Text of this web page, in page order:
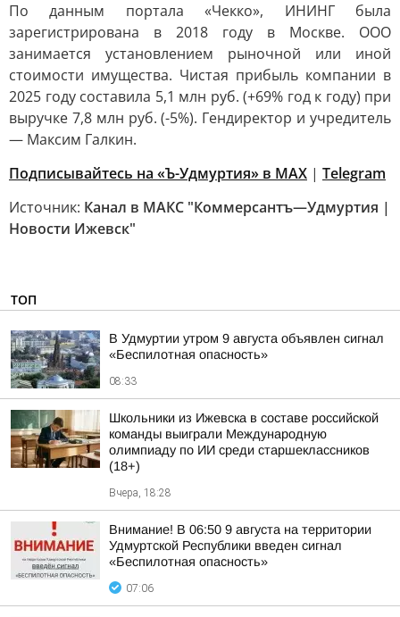
По данным портала «Чекко», ИНИНГ была
зарегистрирована в 2018 году в Москве. ООО
занимается установлением рыночной или иной
стоимости имущества. Чистая прибыль компании в
2025 году составила 5,1 млн руб. (+69% год к году) при
выручке 7,8 млн руб. (-5%). Гендиректор и учредитель
— Максим Галкин.
Подписывайтесь на «Ъ-Удмуртия» в MAX | Telegram
Источник: Канал в МАКС "Коммерсантъ—Удмуртия |
Новости Ижевск"
ТОП
В Удмуртии утром 9 августа объявлен сигнал
«Беспилотная опасность»
08:33
Школьники из Ижевска в составе российской
команды выиграли Международную
олимпиаду по ИИ среди старшеклассников
(18+)
Вчера, 18:28
Внимание! В 06:50 9 августа на территории
Удмуртской Республики введен сигнал
«Беспилотная опасность»
07:06